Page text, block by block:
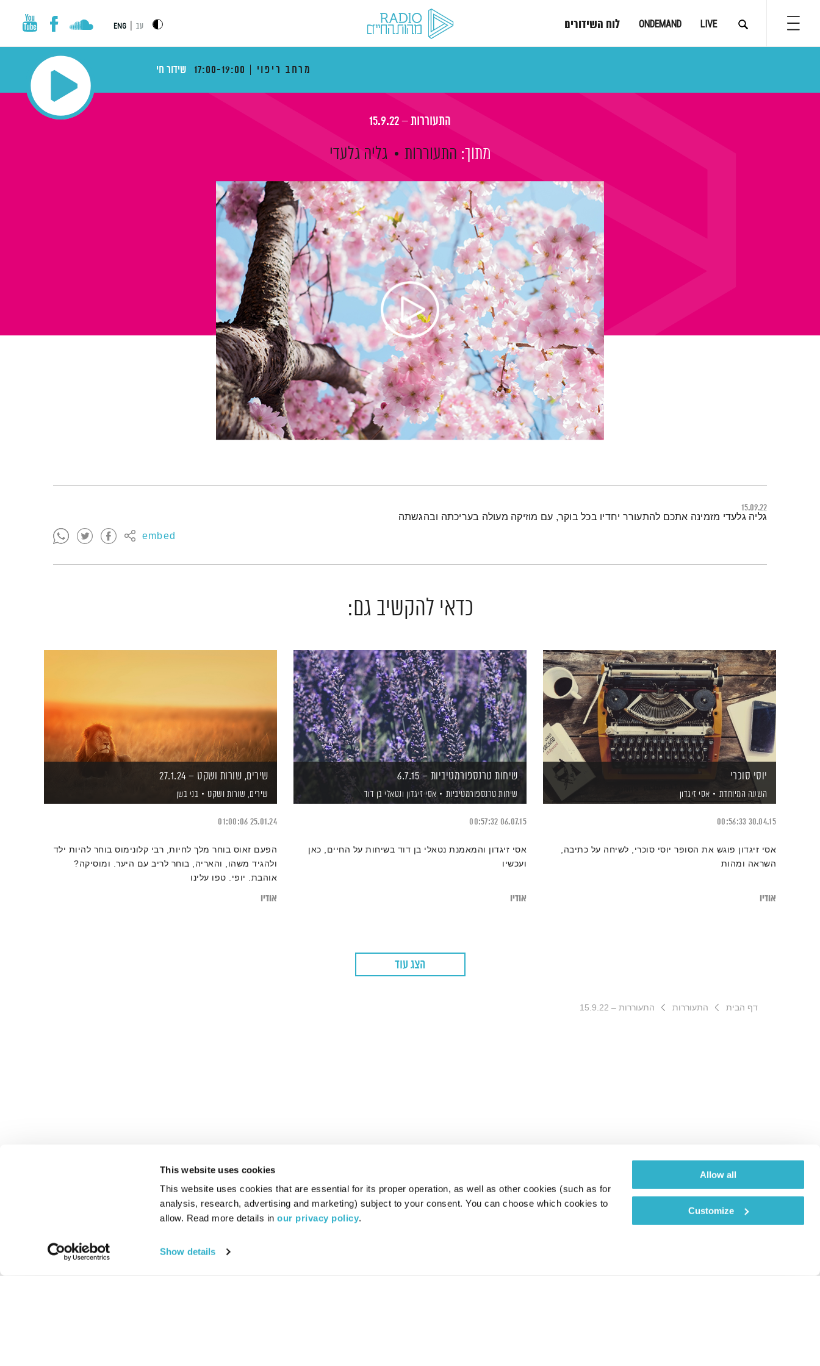
This website uses cookies
This website uses cookies that are essential for its proper operation, as well as other cookies (such as for
analysis, research, advertising and marketing) subject to your consent. You can choose which cookies to
allow. Read more details in our privacy policy.
Show details
Allow all
Customize
LIVE
ONDEMAND לוח השידורים עב ENG
מרחב ריפוי 17:00-19:00 שידור חי
התעוררות – 15.9.22
מתוך: התעוררות גליה גלעדי
15.09.22
embed
תמצית הפודקאסט
גליה גלעדי מזמינה אתכם להתעורר יחדיו בכל בוקר, עם מוזיקה מעולה בעריכתה ובהגשתה
כדאי להקשיב גם:
יוסי סוכרי
השעה המיוחדת אסי זיגדון
30.04.15
00:56:33
אסי זיגדון פוגש את הסופר יוסי סוכרי, לשיחה על כתיבה,
השראה ומהות
אודיו
שיחות טרנספורמטיביות – 6.7.15
שיחות טרנספורמטיביות אסי זיגדון ונטאלי בן דוד
06.07.15
00:57:32
אסי זיגדון והמאמנת נטאלי בן דוד בשיחות על החיים, כאן
ועכשיו
אודיו
שירים, שורות ושקט – 27.1.24
שירים, שורות ושקט בני בשן
25.01.24
01:00:06
הפעם זאוס בוחר מלך לחיות, רבי קלונימוס בוחר להיות ילד
ולהגיד משהו, והאריה, בוחר לריב עם היער. ומוסיקה?
אוהבת. יופי. טפו עלינו
אודיו
הצג עוד
דף הבית התעוררות התעוררות – 15.9.22